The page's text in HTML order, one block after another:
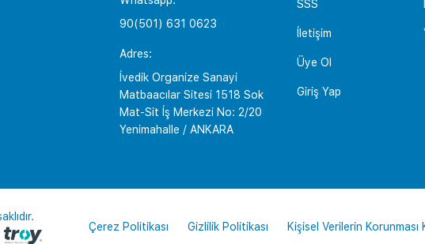
90(501) 631 0623
Adres:
İvedik Organize Sanayi
Matbaacılar Sitesi 1518 Sok
Mat-Sit İş Merkezi No: 2/20
Yenimahalle / ANKARA
SSS
İletişim
Üye Ol
Giriş Yap
Çerez Politikası
Gizlilik Politikası Kişisel Verilerin